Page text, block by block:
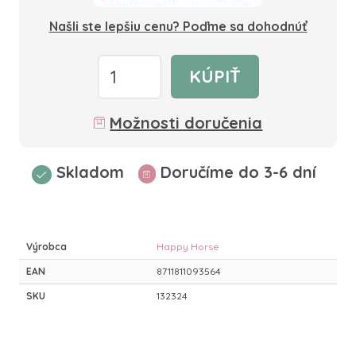
Našli ste lepšiu cenu? Poďme sa dohodnúť
KÚPIŤ
Možnosti doručenia
Skladom Doručíme do 3-6 dní
Výrobca Happy Horse
EAN 8711811093564
SKU 132324